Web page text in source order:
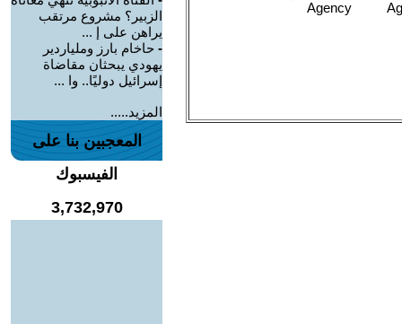
الزبير؟ مشروع مرتقب
يراهن على إ ...
- حاخام بارز وملياردير
يهودي يبحثان مقاضاة
إسرائيل دوليًا.. وا ...
المزيد.....
المعجبين بنا على
الفيسبوك
3,732,970